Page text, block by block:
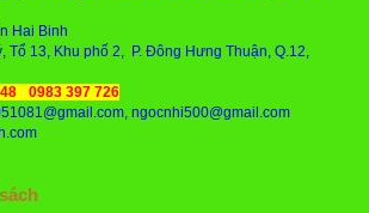
Hai Binh
Tổ 13, Khu phố 2, P. Đông Hưng Thuận, Q.12,
- 0983 397 726
ngocnhi500@gmail.com